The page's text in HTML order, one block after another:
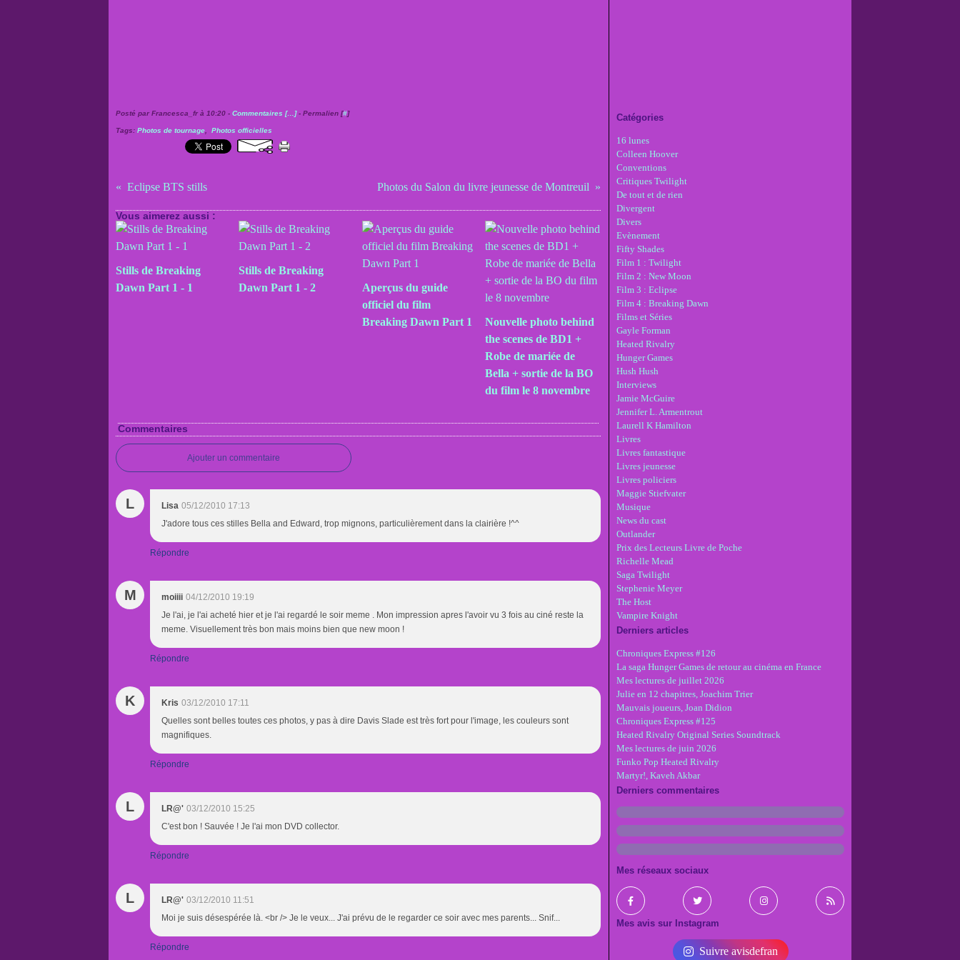
Posté par Francesca_fr à 10:20 - Commentaires [… ]- Permalien [#]
Tags: Photos de tournage Photos officielles
Eclipse BTS stills Photos du Salon du livre jeunesse de Montreuil
Vous aimerez aussi :
Stills de Breaking
Dawn Part 1 - 1
Stills de Breaking
Dawn Part 1 - 2
Aperçus du guide
officiel du film
Breaking Dawn Part 1
Nouvelle photo behind
the scenes de BD1 +
Robe de mariée de
Bella + sortie de la BO
du film le 8 novembre
Commentaires
Ajouter un commentaire
L Lisa 05/12/2010 17:13
J'adore tous ces stilles Bella and Edward, trop mignons, particulièrement dans la clairière !^^
Répondre
M moiiii 04/12/2010 19:19
Je l'ai, je l'ai acheté hier et je l'ai regardé le soir meme . Mon impression apres l'avoir vu 3 fois au ciné reste la
meme. Visuellement très bon mais moins bien que new moon !
Répondre
K Kris 03/12/2010 17:11
Quelles sont belles toutes ces photos, y pas à dire Davis Slade est très fort pour l'image, les couleurs sont
magnifiques.
Répondre
L LR@' 03/12/2010 15:25
C'est bon ! Sauvée ! Je l'ai mon DVD collector.
Répondre
L LR@' 03/12/2010 11:51
Moi je suis désespérée là. <br /> Je le veux... J'ai prévu de le regarder ce soir avec mes parents... Snif...
Répondre
Catégories
16 lunes
Colleen Hoover
Conventions
Critiques Twilight
De tout et de rien
Divergent
Divers
Evènement
Fifty Shades
Film 1 : Twilight
Film 2 : New Moon
Film 3 : Eclipse
Film 4 : Breaking Dawn
Films et Séries
Gayle Forman
Heated Rivalry
Hunger Games
Hush Hush
Interviews
Jamie McGuire
Jennifer L. Armentrout
Laurell K Hamilton
Livres
Livres fantastique
Livres jeunesse
Livres policiers
Maggie Stiefvater
Musique
News du cast
Outlander
Prix des Lecteurs Livre de Poche
Richelle Mead
Saga Twilight
Stephenie Meyer
The Host
Vampire Knight
Derniers articles
Chroniques Express #126
La saga Hunger Games de retour au cinéma en France
Mes lectures de juillet 2026
Julie en 12 chapitres, Joachim Trier
Mauvais joueurs, Joan Didion
Chroniques Express #125
Heated Rivalry Original Series Soundtrack
Mes lectures de juin 2026
Funko Pop Heated Rivalry
Martyr!, Kaveh Akbar
Derniers commentaires
Mes réseaux sociaux
Mes avis sur Instagram
Suivre avisdefran